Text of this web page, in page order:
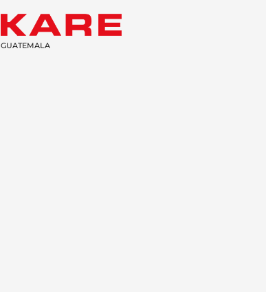
GUATEMALA